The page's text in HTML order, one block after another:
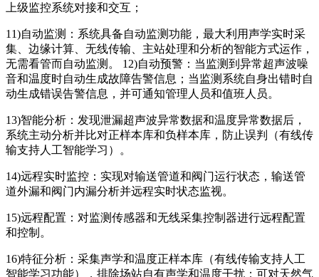
上级监控系统对接和交互；
11)自动监测：系统具备自动监测功能，最大利用声学实时采
集、边缘计算、无线传输、主站处理和分析的智能方式运作，
无需看管而自动监测。 12)自动预警：当监测到异常超声波噪
音和温度时自动生成故障告警信息；当监测系统自身出错时自
动生成错误告警信息，并可通知管理人员和值班人员。
13)智能分析：发现泄漏超声波异常数据和温度异常数据后，
系统主动分析并比对正样本库和负样本库，防止误判（有线传
输支持人工智能学习）。
14)远程实时监控：实现对输送管道和阀门运行状态，输送管
道外漏和阀门内漏分析并远程实时状态监视。
15)远程配置：对监测传感器和无线采集控制器进行远程配置
和控制。
16)特征分析：采集声学和温度正样本库（有线传输支持人工
智能学习功能），排除场站自有声学和温度干扰；可对天然气